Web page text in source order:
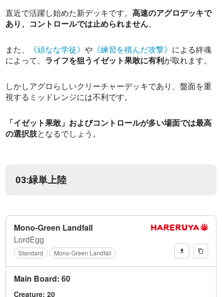
直近で活躍し始めた新デッキです。高速のアグロデッキで
あり、コントロールでは止められません。
また、 《頑なな学徒》や 《練習を積んだ攻撃》 による絆魂
によって、 ライフを狙うイゼット果敢に有利 が取れます。
しかしアグロらしいクリーチャーデッキであり、盤面を重
視するミッドレンジには不利です。
「イゼット果敢」およびコントロールが多い場面では最高
の選択肢となるでしょう。
03:緑単上陸